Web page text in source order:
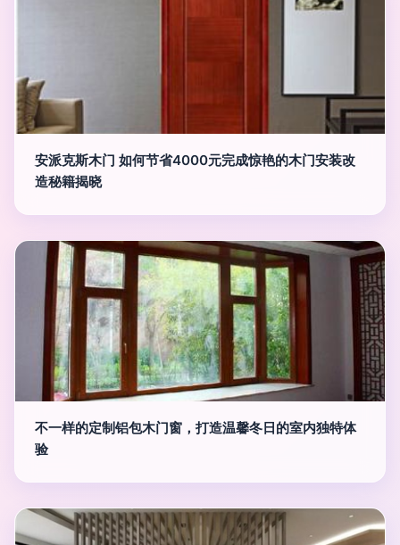
安派克斯木门 如何节省4000元完成惊艳的木门安装改
造秘籍揭晓
不一样的定制铝包木门窗，打造温馨冬日的室内独特体
验